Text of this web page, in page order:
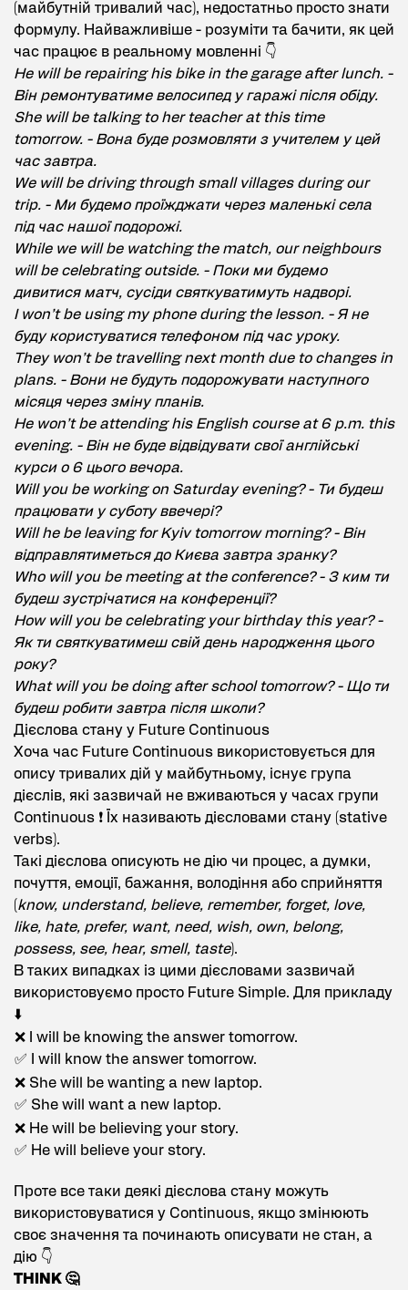
(майбутній тривалий час), недостатньо просто знати
формулу. Найважливіше - розуміти та бачити, як цей
час працює в реальному мовленні 👇
He will be repairing his bike in the garage after lunch. -
Він ремонтуватиме велосипед у гаражі після обіду.
She will be talking to her teacher at this time
tomorrow. - Вона буде розмовляти з учителем у цей
час завтра.
We will be driving through small villages during our
trip. - Ми будемо проїжджати через маленькі села
під час нашої подорожі.
While we will be watching the match, our neighbours
will be celebrating outside. - Поки ми будемо
дивитися матч, сусіди святкуватимуть надворі.
I won’t be using my phone during the lesson. - Я не
буду користуватися телефоном під час уроку.
They won’t be travelling next month due to changes in
plans. - Вони не будуть подорожувати наступного
місяця через зміну планів.
He won’t be attending his English course at 6 p.m. this
evening. - Він не буде відвідувати свої англійські
курси о 6 цього вечора.
Will you be working on Saturday evening? - Ти будеш
працювати у суботу ввечері?
Will he be leaving for Kyiv tomorrow morning? - Він
відправлятиметься до Києва завтра зранку?
Who will you be meeting at the conference? - З ким ти
будеш зустрічатися на конференції?
How will you be celebrating your birthday this year? -
Як ти святкуватимеш свій день народження цього
року?
What will you be doing after school tomorrow? - Що ти
будеш робити завтра після школи?
Дієслова стану у Future Continuous
Хоча час Future Continuous використовується для
опису тривалих дій у майбутньому, існує група
дієслів, які зазвичай не вживаються у часах групи
Continuous ❗ Їх називають дієсловами стану (stative
verbs).
Такі дієслова описують не дію чи процес, а думки,
почуття, емоції, бажання, володіння або сприйняття
(know, understand, believe, remember, forget, love,
like, hate, prefer, want, need, wish, own, belong,
possess, see, hear, smell, taste).
В таких випадках із цими дієсловами зазвичай
використовуємо просто Future Simple. Для прикладу
⬇️
❌ I will be knowing the answer tomorrow.
✅ I will know the answer tomorrow.
❌ She will be wanting a new laptop.
✅ She will want a new laptop.
❌ He will be believing your story.
✅ He will believe your story.
Проте все таки деякі дієслова стану можуть
використовуватися у Continuous, якщо змінюють
своє значення та починають описувати не стан, а
дію 👇
THINK 🤔